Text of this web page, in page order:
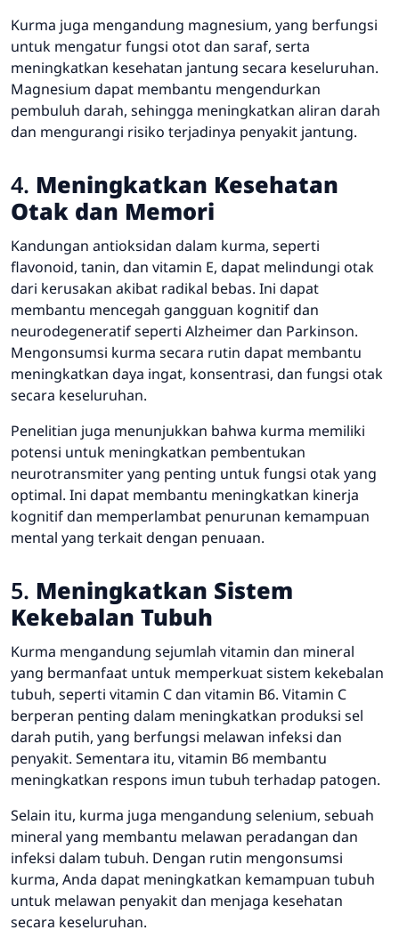
Kurma juga mengandung magnesium, yang berfungsi
untuk mengatur fungsi otot dan saraf, serta
meningkatkan kesehatan jantung secara keseluruhan.
Magnesium dapat membantu mengendurkan
pembuluh darah, sehingga meningkatkan aliran darah
dan mengurangi risiko terjadinya penyakit jantung.
4. Meningkatkan Kesehatan
Otak dan Memori
Kandungan antioksidan dalam kurma, seperti
flavonoid, tanin, dan vitamin E, dapat melindungi otak
dari kerusakan akibat radikal bebas. Ini dapat
membantu mencegah gangguan kognitif dan
neurodegeneratif seperti Alzheimer dan Parkinson.
Mengonsumsi kurma secara rutin dapat membantu
meningkatkan daya ingat, konsentrasi, dan fungsi otak
secara keseluruhan.
Penelitian juga menunjukkan bahwa kurma memiliki
potensi untuk meningkatkan pembentukan
neurotransmiter yang penting untuk fungsi otak yang
optimal. Ini dapat membantu meningkatkan kinerja
kognitif dan memperlambat penurunan kemampuan
mental yang terkait dengan penuaan.
5. Meningkatkan Sistem
Kekebalan Tubuh
Kurma mengandung sejumlah vitamin dan mineral
yang bermanfaat untuk memperkuat sistem kekebalan
tubuh, seperti vitamin C dan vitamin B6. Vitamin C
berperan penting dalam meningkatkan produksi sel
darah putih, yang berfungsi melawan infeksi dan
penyakit. Sementara itu, vitamin B6 membantu
meningkatkan respons imun tubuh terhadap patogen.
Selain itu, kurma juga mengandung selenium, sebuah
mineral yang membantu melawan peradangan dan
infeksi dalam tubuh. Dengan rutin mengonsumsi
kurma, Anda dapat meningkatkan kemampuan tubuh
untuk melawan penyakit dan menjaga kesehatan
secara keseluruhan.